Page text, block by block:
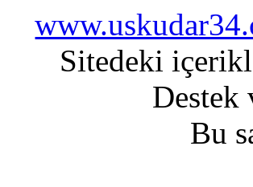
Sitedeki
Bu